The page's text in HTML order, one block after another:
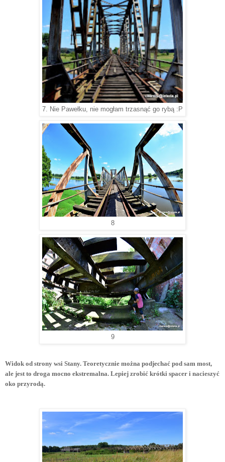
7. Nie Pawełku, nie mogłam trzasnąć go rybą :P
8
9
Widok od strony wsi Stany. Teoretycznie można podjechać pod sam most,
ale jest to droga mocno ekstremalna. Lepiej zrobić krótki spacer i nacieszyć
oko przyrodą.